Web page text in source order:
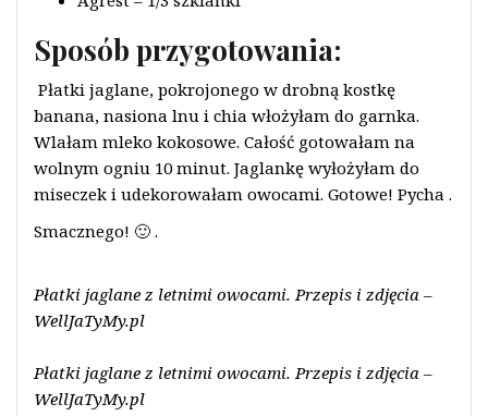
Sposób przygotowania:
Płatki jaglane, pokrojonego w drobną kostkę
banana, nasiona lnu i chia włożyłam do garnka.
Wlałam mleko kokosowe. Całość gotowałam na
wolnym ogniu 10 minut. Jaglankę wyłożyłam do
miseczek i udekorowałam owocami. Gotowe! Pycha .
Smacznego! 🙂 .
Płatki jaglane z letnimi owocami. Przepis i zdjęcia –
WellJaTyMy.pl
Płatki jaglane z letnimi owocami. Przepis i zdjęcia –
WellJaTyMy.pl